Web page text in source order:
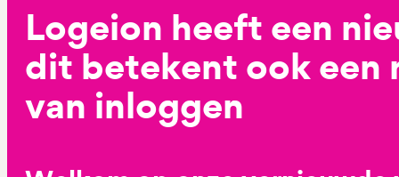
Logeion heeft een
dit betekent ook een
van inloggen